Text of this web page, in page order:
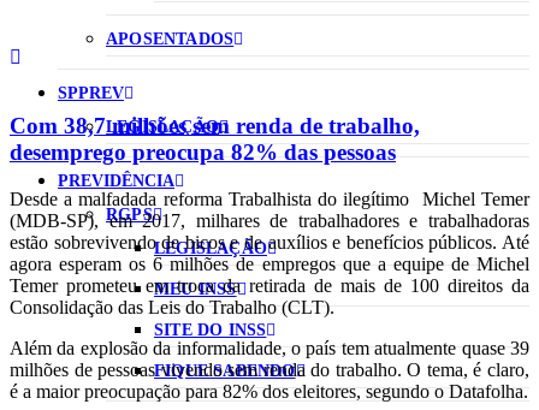
APOSENTADOS
SPPREV
LEGISLAÇÃO
PREVIDÊNCIA
RGPS
LEGISLAÇÃO
MEU INSS
SITE DO INSS
FIQUE SABENDO
Com 38,7 milhões sem renda de trabalho,
desemprego preocupa 82% das pessoas
Desde a malfadada reforma Trabalhista do ilegítimo Michel Temer
(MDB-SP), em 2017, milhares de trabalhadores e trabalhadoras
estão sobrevivendo de bicos e de auxílios e benefícios públicos. Até
agora esperam os 6 milhões de empregos que a equipe de Michel
Temer prometeu em troca da retirada de mais de 100 direitos da
Consolidação das Leis do Trabalho (CLT).
Além da explosão da informalidade, o país tem atualmente quase 39
milhões de pessoas vivendo sem renda do trabalho. O tema, é claro,
é a maior preocupação para 82% dos eleitores, segundo o Datafolha.